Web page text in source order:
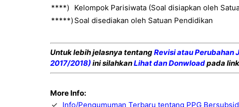
****)
Kelompok Parisiwata (Soal disiapkan oleh
*****) Soal disediakan oleh Satuan Pendidikan
Untuk lebih jelasnya tentangRevisi atau Perubahan
2017/2018)ini silahkanLihat dan Donwloadpada
More Info:
✓
Info/Pengumuman Terbaru tentang PPG